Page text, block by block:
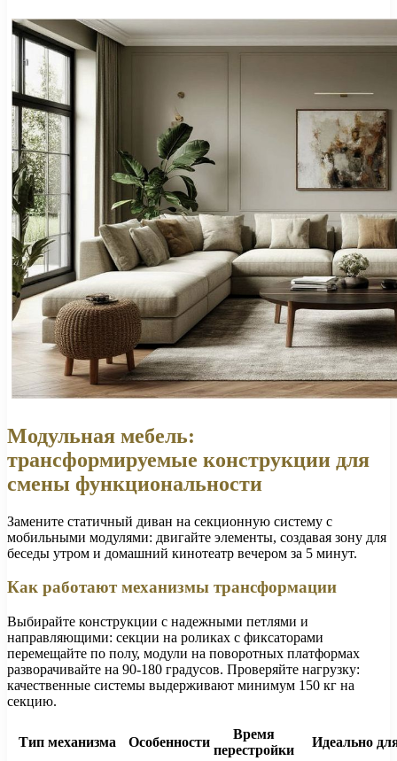
Модульная мебель:
трансформируемые конструкции для
смены функциональности
Замените статичный диван на секционную систему с
мобильными модулями: двигайте элементы, создавая зону для
беседы утром и домашний кинотеатр вечером за 5 минут.
Как работают механизмы трансформации
Выбирайте конструкции с надежными петлями и
направляющими: секции на роликах с фиксаторами
перемещайте по полу, модули на поворотных платформах
разворачивайте на 90-180 градусов. Проверяйте нагрузку:
качественные системы выдерживают минимум 150 кг на
секцию.
Тип механизма Особенности
Время
перестройки
Идеально